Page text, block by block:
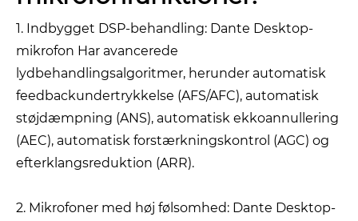
1. Indbygget DSP-behandling: Dante Desktop-
mikrofon Har avancerede
lydbehandlingsalgoritmer, herunder automatisk
feedbackundertrykkelse (AFS/AFC), automatisk
støjdæmpning (ANS), automatisk ekkoannullering
(AEC), automatisk forstærkningskontrol (AGC) og
efterklangsreduktion (ARR).
2. Mikrofoner med høj følsomhed: Dante Desktop-